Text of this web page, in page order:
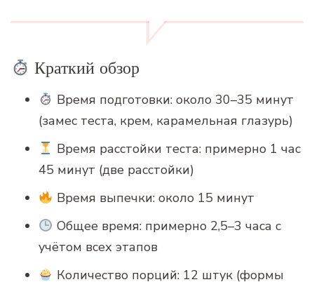
Краткий обзор
Время подготовки: около 30–35 минут
(замес теста, крем, карамельная глазурь)
Время расстойки теста: примерно 1 час
45 минут (две расстойки)
Время выпечки: около 15 минут
Общее время: примерно 2,5–3 часа с
учётом всех этапов
Количество порций: 12 штук (формы